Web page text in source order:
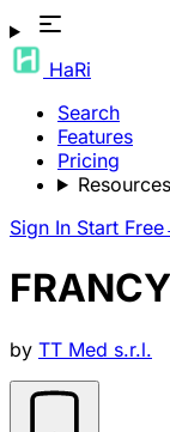
HaRi
Search
Features
Pricing
Resources
Sign In Start Free
by TT Med s.r.l.